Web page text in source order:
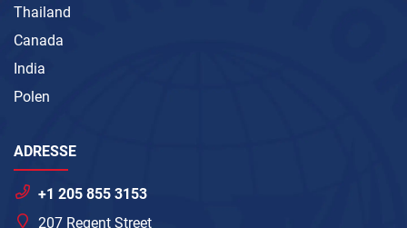
Thailand
Canada
India
Polen
ADRESSE
+1 205 855 3153
207 Regent Street